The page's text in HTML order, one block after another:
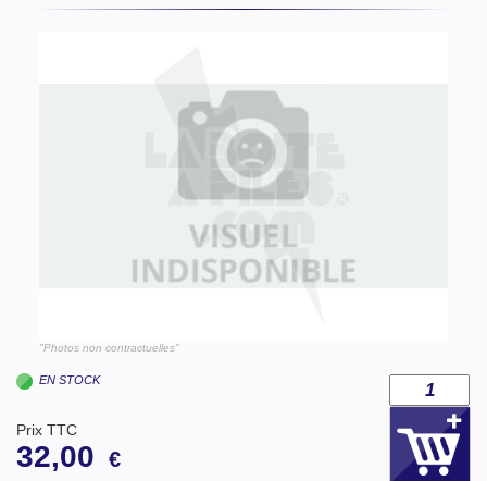
"Photos non contractuelles"
EN STOCK
Prix TTC
32,00 €